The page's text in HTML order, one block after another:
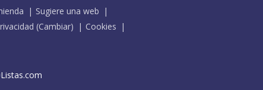
Sugiere una web
(Cambiar)
Cookies